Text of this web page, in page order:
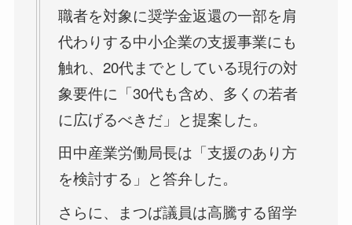
職者を対象に奨学金返還の一部を肩
代わりする中小企業の支援事業にも
触れ、20代までとしている現行の対
象要件に「30代も含め、多くの若者
に広げるべきだ」と提案した。
田中産業労働局長は「支援のあり方
を検討する」と答弁した。
さらに、まつば議員は高騰する留学